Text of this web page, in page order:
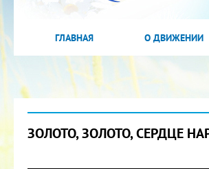
ГЛАВНАЯ О ДВИЖЕНИИ
ЗОЛОТО, ЗОЛОТО, СЕРДЦЕ